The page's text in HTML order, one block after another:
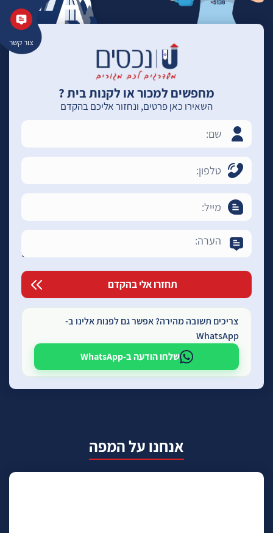
צור קשר
מחפשים למכור או לקנות בית ?
השאירו כאן פרטים, ונחזור אליכם בהקדם
צריכים תשובה מהירה? אפשר גם לפנות אלינו ב-
WhatsApp
שלחו הודעה ב-WhatsApp
אנחנו על המפה